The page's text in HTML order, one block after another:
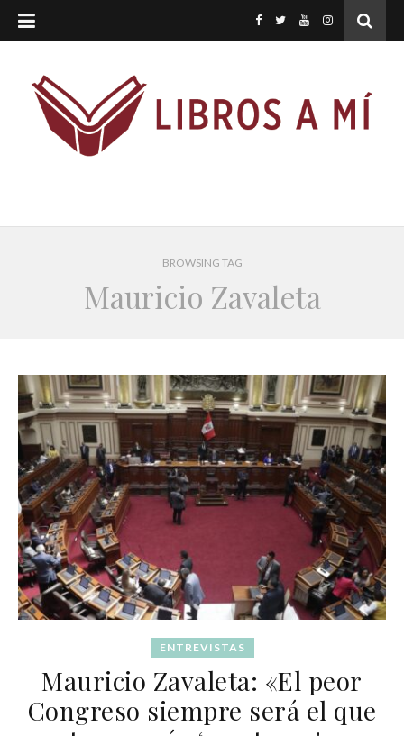
BROWSING TAG
Mauricio Zavaleta
ENTREVISTAS
Mauricio Zavaleta: «El peor
Congreso siempre será el que